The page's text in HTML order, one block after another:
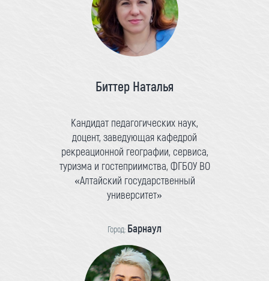
Биттер Наталья
Кандидат педагогических наук,
доцент, заведующая кафедрой
рекреационной географии, сервиса,
туризма и гостеприимства, ФГБОУ ВО
«Алтайский государственный
университет»
Город: Барнаул